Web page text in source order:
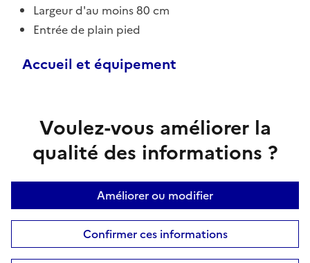
Largeur d'au moins 80 cm
Entrée de plain pied
Accueil et équipement
Voulez-vous améliorer la
qualité des informations ?
Améliorer ou modifier
Confirmer ces informations